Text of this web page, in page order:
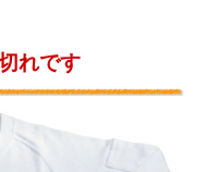
れです